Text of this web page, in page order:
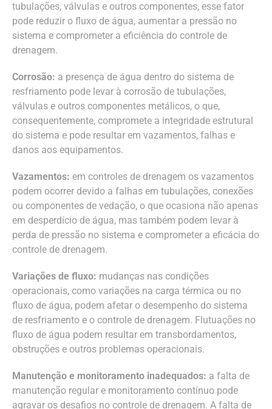
tubulações, válvulas e outros componentes, esse fator
pode reduzir o fluxo de água, aumentar a pressão no
sistema e comprometer a eficiência do controle de
drenagem.
Corrosão: a presença de água dentro do sistema de
resfriamento pode levar à corrosão de tubulações,
válvulas e outros componentes metálicos, o que,
consequentemente, compromete a integridade estrutural
do sistema e pode resultar em vazamentos, falhas e
danos aos equipamentos.
Vazamentos: em controles de drenagem os vazamentos
podem ocorrer devido a falhas em tubulações, conexões
ou componentes de vedação, o que ocasiona não apenas
em desperdício de água, mas também podem levar à
perda de pressão no sistema e comprometer a eficácia do
controle de drenagem.
Variações de fluxo: mudanças nas condições
operacionais, como variações na carga térmica ou no
fluxo de água, podem afetar o desempenho do sistema
de resfriamento e o controle de drenagem. Flutuações no
fluxo de água podem resultar em transbordamentos,
obstruções e outros problemas operacionais.
Manutenção e monitoramento inadequados: a falta de
manutenção regular e monitoramento contínuo pode
agravar os desafios no controle de drenagem. A falta de